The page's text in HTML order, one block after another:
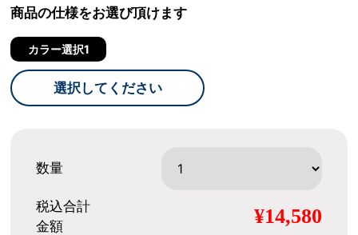
商品の仕様をお選び頂けます
カラー選択1
選択してください
数量
税込合計
金額
¥14,580